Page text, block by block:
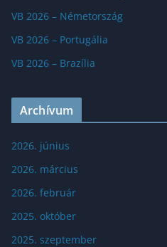
VB 2026 – Németország
VB 2026 – Portugália
VB 2026 – Brazília
Archívum
2026. június
2026. március
2026. február
2025. október
2025. szeptember